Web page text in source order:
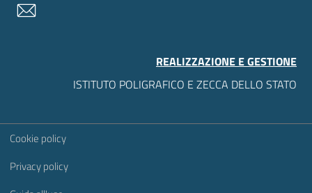
REALIZZAZIONE E GESTIONE
ISTITUTO POLIGRAFICO E ZECCA DELLO STATO
Sezione Link Utili
Cookie policy
Privacy policy